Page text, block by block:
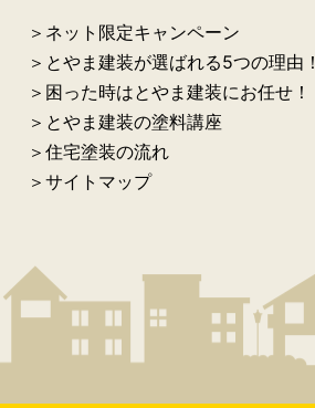
＞ネット限定キャンペーン
＞とやま建装が選ばれる5つの理由！
＞困った時はとやま建装にお任せ！
＞とやま建装の塗料講座
＞住宅塗装の流れ
＞サイトマップ